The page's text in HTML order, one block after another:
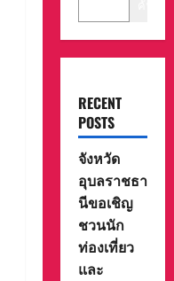
RECENT
POSTS
จังหวัด
อุบลราชธา
นีขอเชิญ
ชวนนัก
ท่องเที่ยว
และ